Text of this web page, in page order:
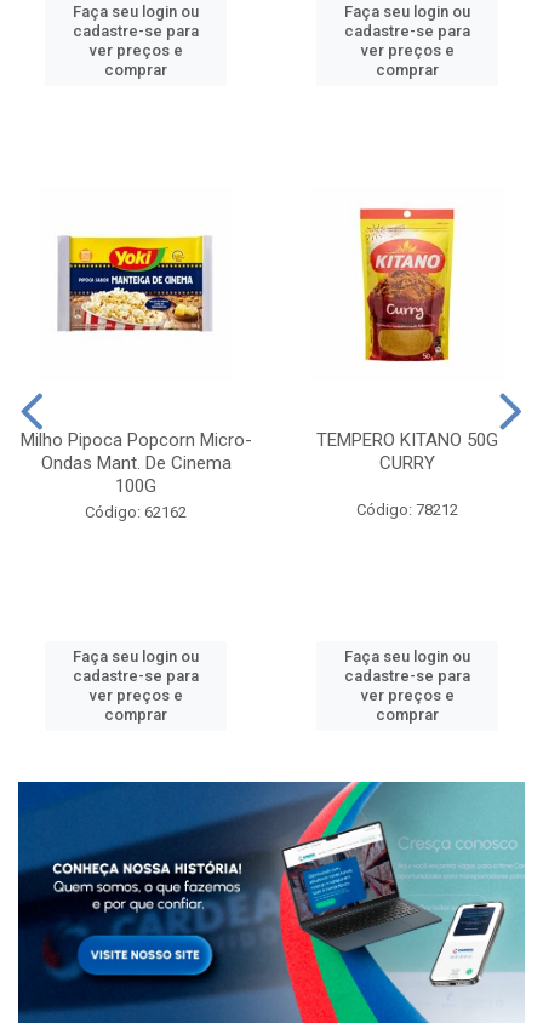
Faça seu login ou
cadastre-se para
ver preços e
comprar
Faça seu login ou
cadastre-se para
ver preços e
comprar
Milho Pipoca Popcorn Micro-
Ondas Mant. De Cinema
100G
Código: 62162
Faça seu login ou
cadastre-se para
ver preços e
comprar
TEMPERO KITANO 50G
CURRY
Código: 78212
Faça seu login ou
cadastre-se para
ver preços e
comprar